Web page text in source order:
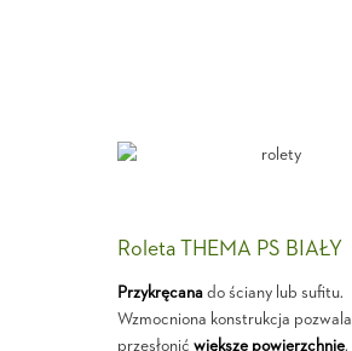
Roleta THEMA PS BIAŁY
Przykręcanado ściany lub sufitu.
Wzmocniona konstrukcja pozwala
przesłonić większe powierzchnie.